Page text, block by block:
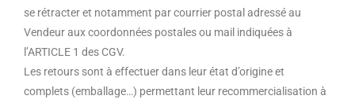
se rétracter et notamment par courrier postal adressé au
Vendeur aux coordonnées postales ou mail indiquées à
l’ARTICLE 1 des CGV.
Les retours sont à effectuer dans leur état d’origine et
complets (emballage…) permettant leur recommercialisation à